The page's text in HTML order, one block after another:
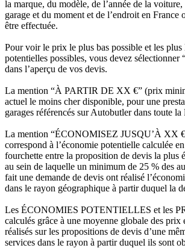
la marque, du modèle, de l’année de la
garage et du moment et de l’endroit en France
être effectuée.
Pour voir le prix le plus bas possible et les plus
potentielles possibles, vous devez sélectionner
dans l’aperçu de vos devis.
La mention “À PARTIR DE XX €” (prix
actuel le moins cher disponible, pour une
garages référencés sur Autobutler dans toute la
La mention “ÉCONOMISEZ JUSQU’À XX
correspond à l’économie potentielle calculée
fourchette entre la proposition de devis la plus
au sein de laquelle un minimum de 25 % des
fait une demande de devis ont réalisé
dans le rayon géographique à partir duquel la
Les ÉCONOMIES POTENTIELLES et les
calculés grâce à une moyenne globale des prix
réalisés sur les propositions de devis d’une
services dans le rayon à partir duquel ils sont